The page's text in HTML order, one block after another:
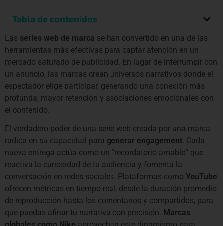
Tabla de contenidos
Las series web de marca se han convertido en una de las
herramientas más efectivas para captar atención en un
mercado saturado de publicidad. En lugar de interrumpir con
un anuncio, las marcas crean universos narrativos donde el
espectador elige participar, generando una conexión más
profunda, mayor retención y asociaciones emocionales con
el contenido.
El verdadero poder de una serie web creada por una marca
radica en su capacidad para generar engagement. Cada
nueva entrega actúa como un “recordatorio amable” que
reactiva la curiosidad de tu audiencia y fomenta la
conversación en redes sociales. Plataformas como YouTube
ofrecen métricas en tiempo real, desde la duración promedio
de reproducción hasta los comentarios y compartidos, para
que puedas afinar tu narrativa con precisión. Marcas